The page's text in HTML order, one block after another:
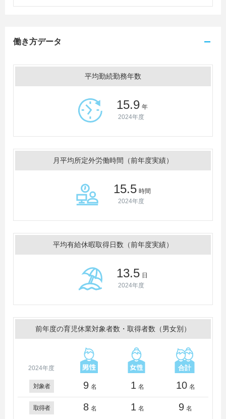
働き方データ
平均勤続勤務年数
15.9 年
2024年度
月平均所定外労働時間（前年度実績）
15.5 時間
2024年度
平均有給休暇取得日数（前年度実績）
13.5 日
2024年度
前年度の育児休業対象者数・取得者数（男女別）
2024年度
対象者 9 名 1 名 10 名
取得者 8 名 1 名 9 名